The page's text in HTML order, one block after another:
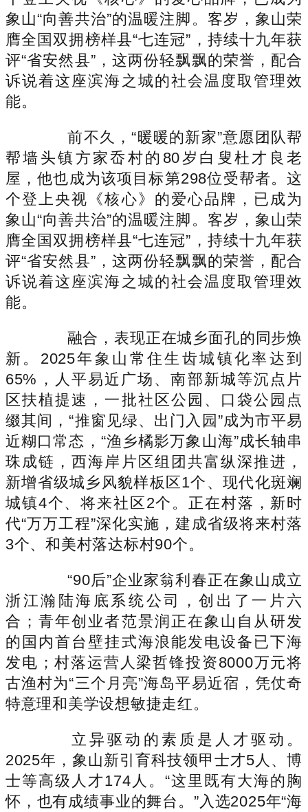
象山“向善共治”的温暖注脚。客岁，象山荣
膺全国双拥榜样县“七连冠”，持续十九年获
评“省安然县”，这两份轻飘飘的荣誉，配合
诉说着这座滨海之城的社会温度取管理效
能。
前不久，“暖暖的新家”意愿团队帮
帮墙头镇方家岙村的80岁白叟杜才良老
屋，他也成为该项目标第298位受帮者。这
个登上央视《核心》的爱心品牌，已成为
象山“向善共治”的温暖注脚。客岁，象山荣
膺全国双拥榜样县“七连冠”，持续十九年获
评“省安然县”，这两份轻飘飘的荣誉，配合
诉说着这座滨海之城的社会温度取管理效
能。
融合，表现正在城乡面孔的同步焕
新。2025年象山常住生齿城镇化率达到
65%，人平易近广场、南部新城等沉点片
区扶植提速，一批社区公园、口袋公园点
缀其间，“推窗见绿、出门入园”成为市平易
近糊口常态，“渔乡橘影万象山海”成长轴串
珠成链，西海岸片区组团共富纵深推进，
新增省级城乡风貌样板区1个、现代化斑斓
城镇4个、将来社区2个。正在村落，新时
代“万万工程”深化实施，建成省级将来村落
3个、和美村落达标村90个。
“90后”企业家翁利春正在象山成立
浙江瀚陆海底系统公司，创出了一片六
合；青年创业者范景润正在象山自从研发
的国内首台壁挂式海浪能发电设备已下海
发电；村落运营人梁哲锋投资8000万元将
古渔村为“三个月亮”海岛平易近宿，凭仗奇
特意理和美学设想敏捷走红。
立异驱动的素质是人才驱动。
2025年，象山新引育科技领甲士才5人、博
士等高级人才174人。“这里既有大海的胸
怀，也有成绩事业的舞台。”入选2025年“海